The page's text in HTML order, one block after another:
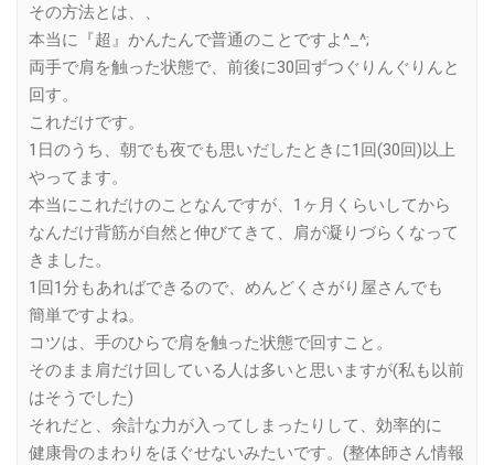
その方法とは、、
本当に『超』かんたんで普通のことですよ^_^;
両手で肩を触った状態で、前後に30回ずつぐりんぐりんと
回す。
これだけです。
1日のうち、朝でも夜でも思いだしたときに1回(30回)以上
やってます。
本当にこれだけのことなんですが、1ヶ月くらいしてから
なんだけ背筋が自然と伸びてきて、肩が凝りづらくなって
きました。
1回1分もあればできるので、めんどくさがり屋さんでも
簡単ですよね。
コツは、手のひらで肩を触った状態で回すこと。
そのまま肩だけ回している人は多いと思いますが(私も以前
はそうでした)
それだと、余計な力が入ってしまったりして、効率的に
健康骨のまわりをほぐせないみたいです。(整体師さん情報